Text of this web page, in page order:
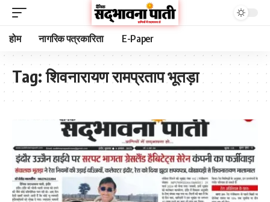
होम नागरिक पत्रकारिता E-Paper
Tag:शिवनारायण रामप्रताप भूतड़ा